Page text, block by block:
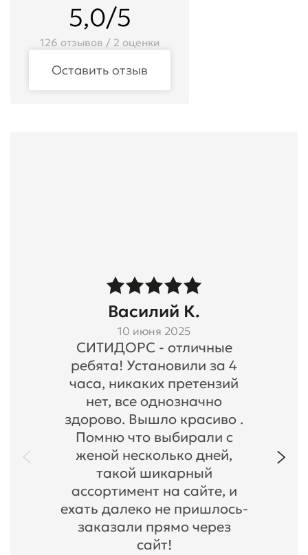
5,0/5
126 отзывов / 2 оценки
Оставить отзыв
Василий К.
10 июня 2025
СИТИДОРС - отличные
ребята! Установили за 4
часа, никаких претензий
нет, все однозначно
здорово. Вышло красиво .
Помню что выбирали с
женой несколько дней,
такой шикарный
ассортимент на сайте, и
ехать далеко не пришлось-
заказали прямо через
сайт!